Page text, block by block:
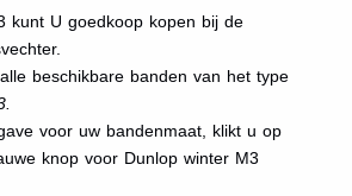
kunt U goedkoop kopen bij de
beschikbare banden van het type
voor uw bandenmaat, klikt u op
knop voor Dunlop winter M3